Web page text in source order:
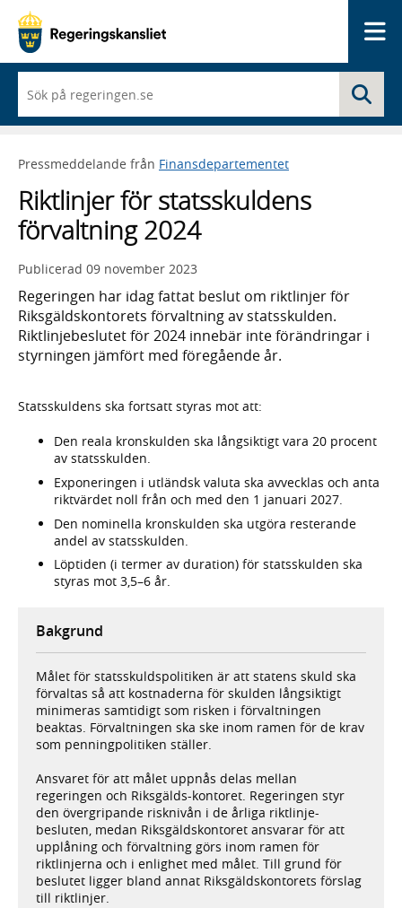
du
börjar
skriva
framträder
lista
med
sökförslag
Pressmeddelande från Finansdepartementet
Riktlinjer för statsskuldens
förvaltning 2024
Publicerad 09 november 2023
Regeringen har idag fattat beslut om riktlinjer för
Riksgäldskontorets förvaltning av statsskulden.
Riktlinjebeslutet för 2024 innebär inte förändringar i
styrningen jämfört med föregående år.
Statsskuldens ska fortsatt styras mot att:
Den reala kronskulden ska långsiktigt vara 20 procent
av statsskulden.
Exponeringen i utländsk valuta ska avvecklas och anta
riktvärdet noll från och med den 1 januari 2027.
Den nominella kronskulden ska utgöra resterande
andel av statsskulden.
Löptiden (i termer av duration) för statsskulden ska
styras mot 3,5–6 år.
Bakgrund
Målet för statsskuldspolitiken är att statens skuld ska
förvaltas så att kostnaderna för skulden långsiktigt
minimeras samtidigt som risken i förvaltningen
beaktas. Förvaltningen ska ske inom ramen för de krav
som penningpolitiken ställer.
Ansvaret för att målet uppnås delas mellan
regeringen och Riksgälds-kontoret. Regeringen styr
den övergripande risknivån i de årliga riktlinje-
besluten, medan Riksgäldskontoret ansvarar för att
upplåning och förvaltning görs inom ramen för
riktlinjerna och i enlighet med målet. Till grund för
beslutet ligger bland annat Riksgäldskontorets förslag
till riktlinjer.